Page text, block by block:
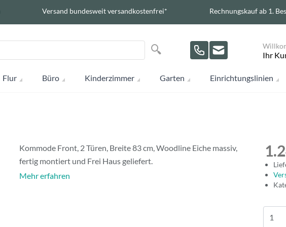
Versand bundesweit versandkostenfrei* Rechnungskauf ab 1.
Suche
Suche
Ihr
Flur Büro Kinderzimmer Garten Einrichtungslinien
Kommode Front, 2 Türen, Breite 83 cm, Woodline Eiche massiv,
fertig montiert und Frei Haus geliefert.
Mehr erfahren